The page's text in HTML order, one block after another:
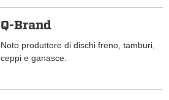
Q-Brand
Noto produttore di dischi freno, tamburi,
ceppi e ganasce.